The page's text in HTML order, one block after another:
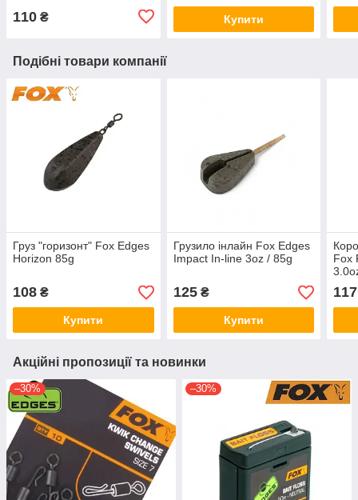
110 ₴ Купити
Подібні товари компанії
Груз "горизонт" Fox Edges
Horizon 85g
108 ₴
Купити
Грузило інлайн Fox Edges
Impact In-line 3oz / 85g
125₴
Купити
Fox
117
Акційні пропозиції та новинки
–30% –30%